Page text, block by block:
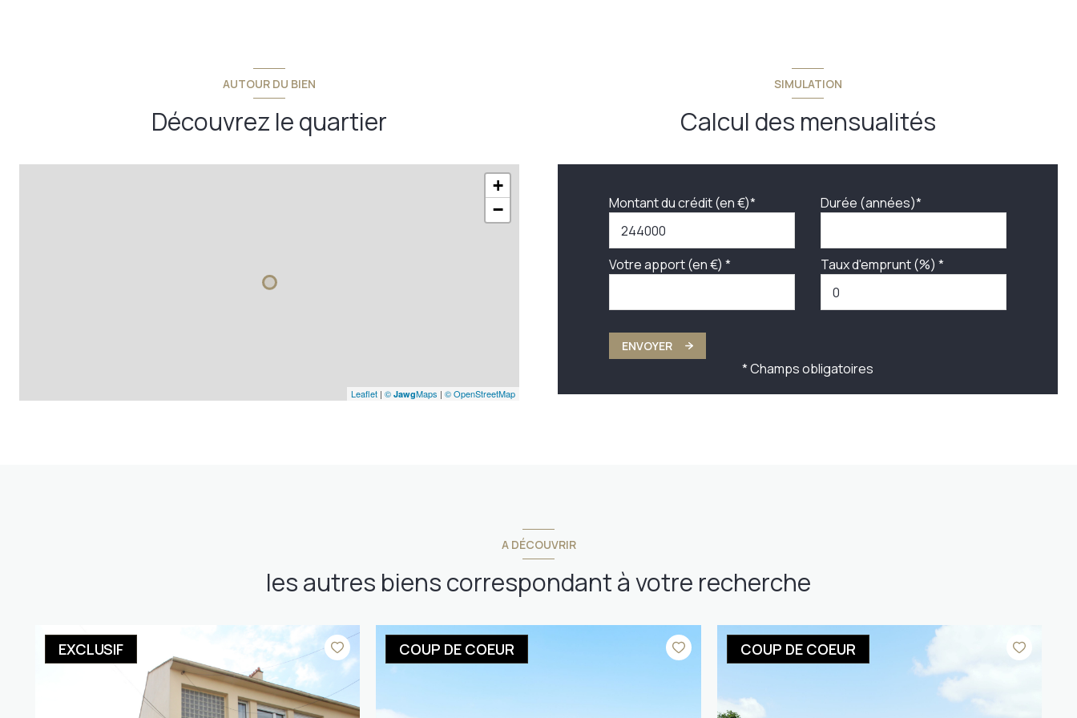
AUTOUR DU BIEN
Découvrez le quartier
+
−
Leaflet | © JawgMaps | © OpenStreetMap
SIMULATION
Calcul des mensualités
Montant du crédit (en €)* Durée (années)*
Votre apport (en €) * Taux d'emprunt (%) *
ENVOYER
* Champs obligatoires
A DÉCOUVRIR
les autres biens correspondant à votre recherche
EXCLUSIF COUP DE COEUR COUP DE COEUR